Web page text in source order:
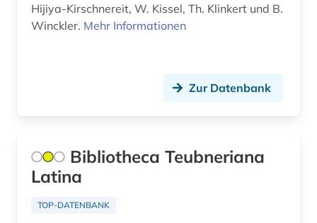
geschichte 1500-2014 (1)
geschichte 1641-1700 (1)
geschichte 1700-1900 (1)
Hijiya-Kirschnereit, W. Kissel, Th. Klinkert und B.
Winckler. Mehr Informationen
Zur Datenbank
Bibliotheca Teubneriana
Latina
TOP-DATENBANK